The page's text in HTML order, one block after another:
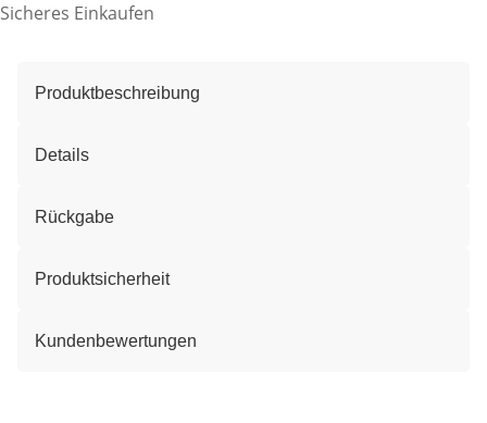
Sicheres Einkaufen
Produktbeschreibung
Details
Rückgabe
Produktsicherheit
Kundenbewertungen